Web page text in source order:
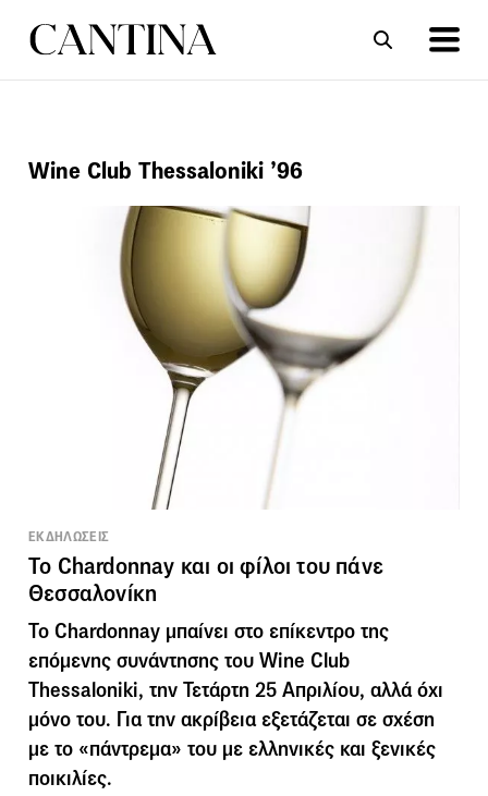
ΣΥΝΤΑΓΕΣ
Wine Club Thessaloniki ’96
ΕΚΔΗΛΩΣΕΙΣ
Το Chardonnay και οι φίλοι του πάνε
Θεσσαλονίκη
Το Chardonnay μπαίνει στο επίκεντρο της
επόμενης συνάντησης του Wine Club
Thessaloniki, την Τετάρτη 25 Απριλίου, αλλά όχι
μόνο του. Για την ακρίβεια εξετάζεται σε σχέση
με το «πάντρεμα» του με ελληνικές και ξενικές
ποικιλίες.